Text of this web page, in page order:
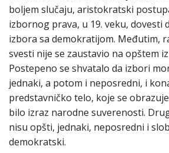
boljem slučaju, aristokratski
izbornog prava, u 19. veku, dovesti
izbora sa demokratijom. Međutim,
svesti nije se zaustavio na opštem
Postepeno se shvatalo da izbori
jednaki, a potom i neposredni, i
predstavničko telo, koje se
bilo izraz narodne suverenosti.
nisu opšti, jednaki, neposredni i
demokratski.